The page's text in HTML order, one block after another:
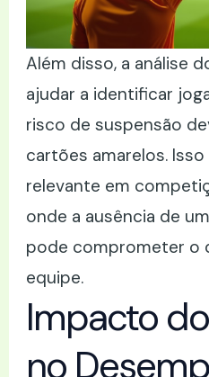
Além disso, a análise
ajudar a identificar
risco de suspensão
cartões amarelos.
relevante em
onde a ausência de
pode comprometer o
equipe.
Impacto
no